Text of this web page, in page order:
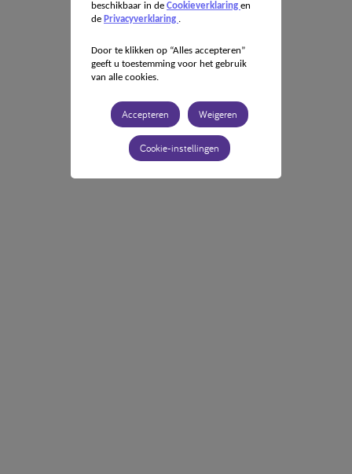
beschikbaar in de Cookieverklaring en
de Privacyverklaring .
Door te klikken op “Alles accepteren”
geeft u toestemming voor het gebruik
van alle cookies.
Accepteren Weigeren
Cookie-instellingen